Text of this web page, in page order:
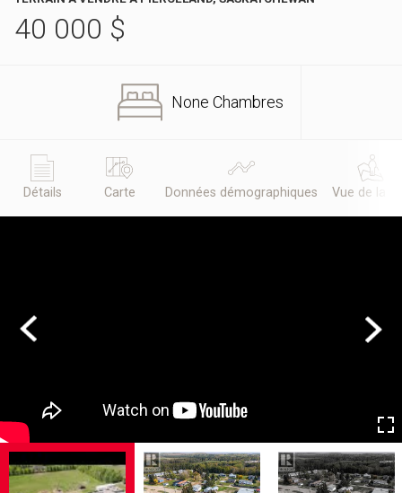
40 000 $
None Chambres
Détails Carte Données démographiques Vue de la
Previous Next